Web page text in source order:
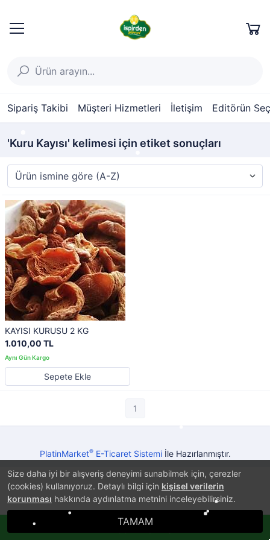
Sipariş Takibi Müşteri Hizmetleri İletişim Editörün
Size daha iyi bir alışveriş deneyimi sunabilmek için, çerezler
(cookies) kullanıyoruz. Detaylı bilgi için kişisel verilerin
korunması hakkında aydınlatma metnini inceleyebilirsiniz.
TAMAM
'Kuru Kayısı' kelimesi için etiket sonuçları
KAYISI KURUSU 2 KG
1.010,00 TL
Sepete Ekle
1
PlatinMarket®E-Ticaret Sistemiİle Hazırlanmıştır.
Whatsappla Sipariş Ver!